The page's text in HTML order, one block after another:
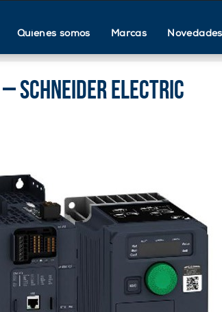
Quienes somos Marcas Novedades
– Schneider electric